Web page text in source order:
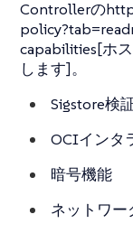
Controllerの
capabilities[ホ
します]。
Sigstore検
OCIインタ
暗号機能
ネットワー